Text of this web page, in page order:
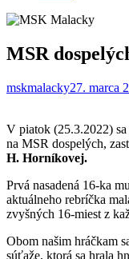
MSR
mskmalacky27. marca
V piatok (25.3.2022)
na MSR dospelých,
H. Horníkovej.
Prvá nasadená 16-ka
aktuálneho rebríčka
zvyšných 16-miest z
Obom našim hráčkam
súťaže, ktorá sa hrala